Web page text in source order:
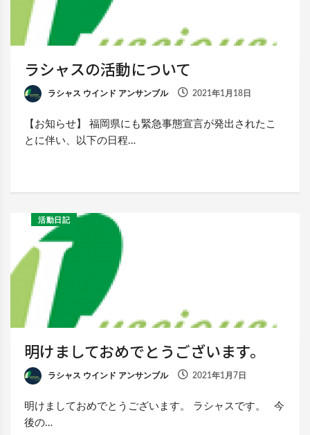
ラシャスの活動について
ラシャス ウインド アンサンブル 2021年1月18日
【お知らせ】 福岡県にも緊急事態宣言が発出されたこ
とに伴い、以下の日程…
活動日記
明けましておめでとうございます。
ラシャス ウインド アンサンブル 2021年1月7日
明けましておめでとうございます。 ラシャスです。 今
後の…